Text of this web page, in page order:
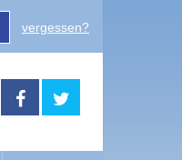
vergessen?